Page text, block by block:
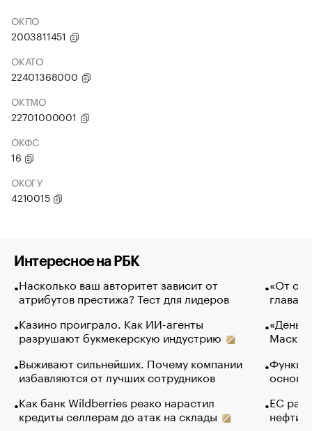
ОКПО
2003811451
ОКАТО
22401368000
ОКТМО
22701000001
ОКФС
16
ОКОГУ
4210015
Интересное на РБК
Насколько ваш авторитет зависит от
атрибутов престижа? Тест для лидеров
Казино проиграло. Как ИИ-агенты
разрушают букмекерскую индустрию
Выживают сильнейших. Почему компании
избавляются от лучших сотрудников
Как банк Wildberries резко нарастил
кредиты селлерам до атак на склады
«От
глава
Маск в
основ
ЕС
нефти